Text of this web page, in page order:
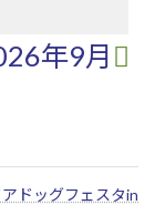
年9月
ドッグフェスタin